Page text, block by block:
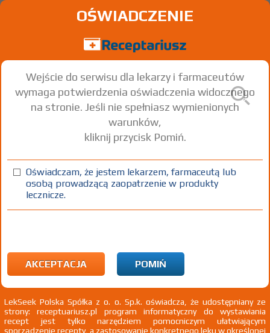
Simvasterol ®
Simvastatin
tabl. powl. 20 mg 28 szt. Doustnie
100%
30%(1) 75+(2) DZ(3)
wskazania przy opisie leku) Wskazania pozarejestracyjne: Ciężka
wtórna hipercholesterolemia u dzieci w wieku od 10 do 18 rż. (z
wysokim ryzykiem powikłań sercowo-naczyniowych oraz przy braku
skuteczności leczenia niefarmakologicznego) w przebiegu:
niewydolności nerek lub zespołu nerczycowego, lub cukrzycy typu I (z
towarzyszącą mikroalbuminurią lub niewydolnością nerek), lub
otrzymujących terapię antyretrowirusową, lub po przeszczepianiu
narządówPokaż wskazania chpl.
OŚWIADCZENIE
Wejście do serwisu dla lekarzy i farmaceutów
wymaga potwierdzenia oświadczenia widocznego
na stronie. Jeśli nie spełniasz wymienionych
warunków,
kliknij przycisk Pomiń.
Oświadczam, że jestem lekarzem, farmaceutą lub
osobą prowadzącą zaopatrzenie w produkty
lecznicze.
AKCEPTACJA POMIŃ
LekSeek Polska Spółka z o. o. Sp.k. oświadcza, że udostępniany ze
strony: receptuariusz.pl program informatyczny do wystawiania
recept jest tylko narzędziem pomocniczym ułatwiającym
sporządzenie recepty, a zastosowanie konkretnego leku w określonej